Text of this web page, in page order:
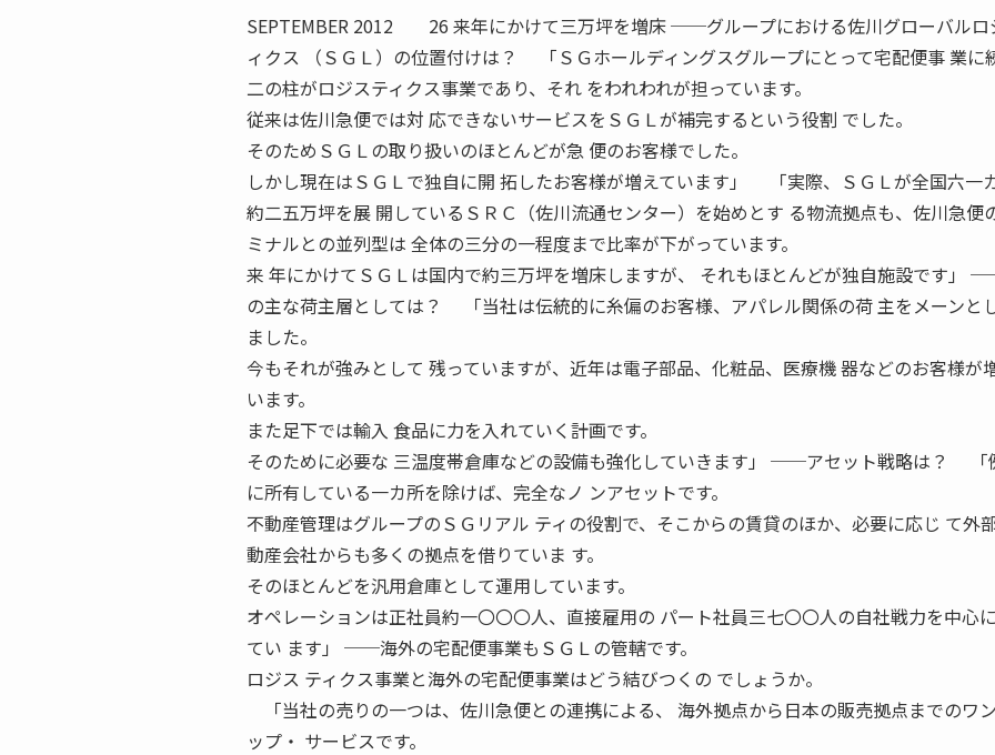
SEPTEMBER 2012 26 来年にかけて三万坪を増床 ──グループにおける佐川グローバルロ
ィクス （ＳＧＬ）の位置付けは？ 「ＳＧホールディングスグループにとって宅配便事 業に
二の柱がロジスティクス事業であり、それ をわれわれが担っています。
従来は佐川急便では対 応できないサービスをＳＧＬが補完するという役割 でした。
そのためＳＧＬの取り扱いのほとんどが急 便のお客様でした。
しかし現在はＳＧＬで独自に開 拓したお客様が増えています」 「実際、ＳＧＬが全国六一
約二五万坪を展 開しているＳＲＣ（佐川流通センター）を始めとす る物流拠点も、佐川急便
ミナルとの並列型は 全体の三分の一程度まで比率が下がっています。
来 年にかけてＳＧＬは国内で約三万坪を増床しますが、 それもほとんどが独自施設です」
の主な荷主層としては？ 「当社は伝統的に糸偏のお客様、アパレル関係の荷 主をメーンと
ました。
今もそれが強みとして 残っていますが、近年は電子部品、化粧品、医療機 器などのお客様が
います。
また足下では輸入 食品に力を入れていく計画です。
そのために必要な 三温度帯倉庫などの設備も強化していきます」 ──アセット戦略は？ 「
に所有している一カ所を除けば、完全なノ ンアセットです。
不動産管理はグループのＳＧリアル ティの役割で、そこからの賃貸のほか、必要に応じ て外
動産会社からも多くの拠点を借りていま す。
そのほとんどを汎用倉庫として運用しています。
オペレーションは正社員約一〇〇〇人、直接雇用の パート社員三七〇〇人の自社戦力を中心
てい ます」 ──海外の宅配便事業もＳＧＬの管轄です。
ロジス ティクス事業と海外の宅配便事業はどう結びつくの でしょうか。
「当社の売りの一つは、佐川急便との連携による、 海外拠点から日本の販売拠点までのワ
ップ・ サービスです。